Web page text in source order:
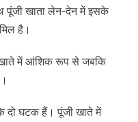
पूंजी खाता लेन-देन में इसके
है।
में आंशिक रूप से जबकि
दो घटक हैं। पूंजी खाते में